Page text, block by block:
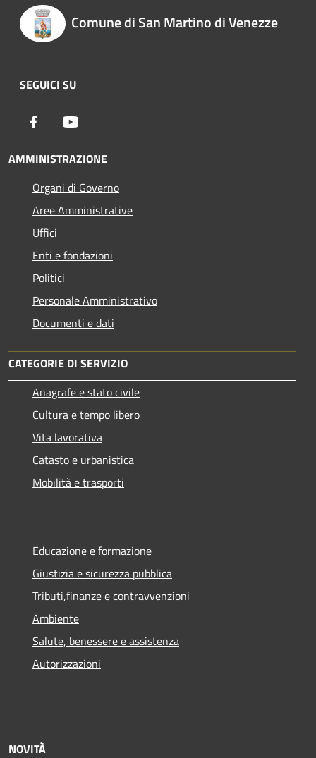
Comune di San Martino di Venezze
SEGUICI SU
Facebook
AMMINISTRAZIONE
Organi di Governo
Aree Amministrative
Uffici
Enti e fondazioni
Politici
Personale Amministrativo
Documenti e dati
CATEGORIE DI SERVIZIO
Anagrafe e stato civile
Cultura e tempo libero
Vita lavorativa
Catasto e urbanistica
Mobilità e trasporti
Educazione e formazione
Giustizia e sicurezza pubblica
Tributi,finanze e contravvenzioni
Ambiente
Salute, benessere e assistenza
Autorizzazioni
NOVITÀ